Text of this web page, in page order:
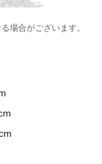
場合がございます。